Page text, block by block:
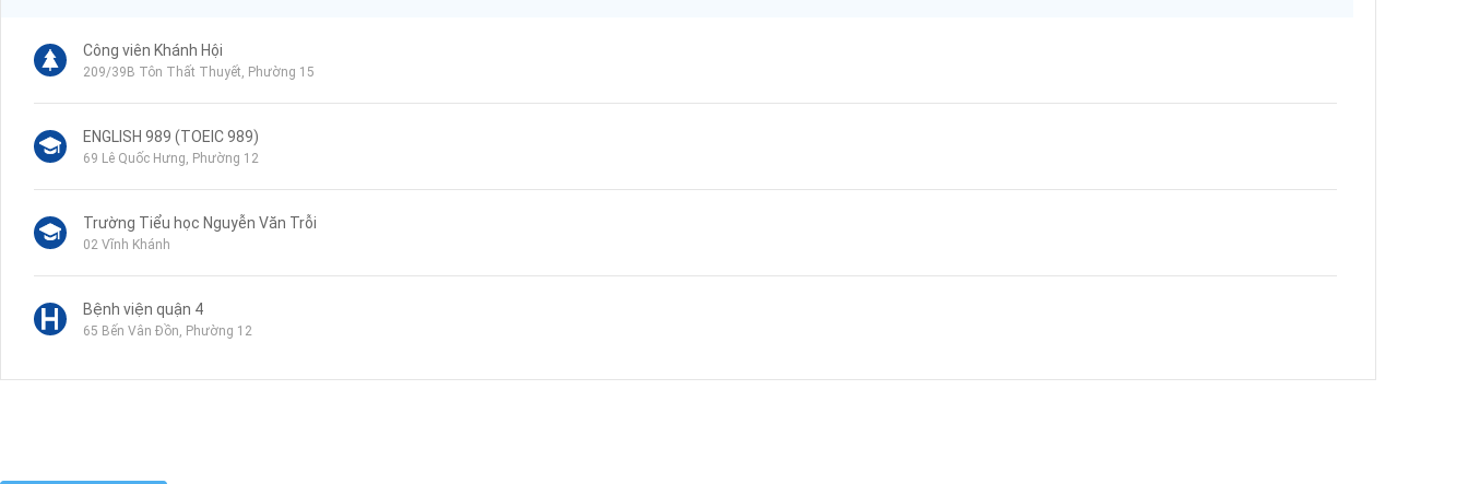
Công viên Khánh Hội
209/39B Tôn Thất Thuyết, Phường 15
ENGLISH 989 (TOEIC 989)
69 Lê Quốc Hưng, Phường 12
Trường Tiểu học Nguyễn Văn Trỗi
02 Vĩnh Khánh
Bệnh viện quận 4
65 Bến Vân Đồn, Phường 12